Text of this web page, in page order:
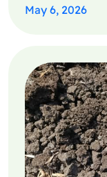
May 6, 2026